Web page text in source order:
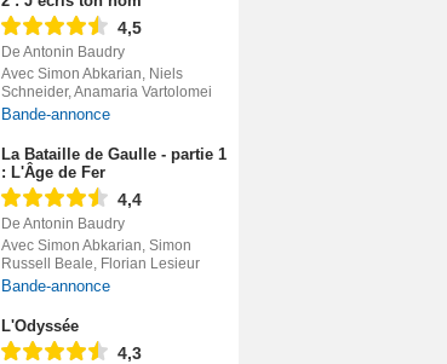
4,5
De Antonin Baudry
Avec Simon Abkarian, Niels
Schneider, Anamaria Vartolomei
Bande-annonce
La Bataille de Gaulle - partie 1
: L'Âge de Fer
4,4
De Antonin Baudry
Avec Simon Abkarian, Simon
Russell Beale, Florian Lesieur
Bande-annonce
L'Odyssée
4,3